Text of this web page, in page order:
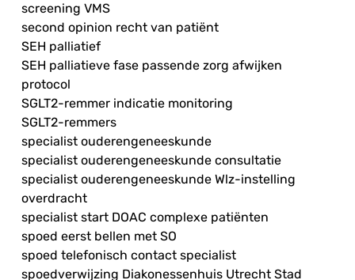
screening VMS
second opinion recht van patiënt
SEH palliatief
SEH palliatieve fase passende zorg afwijken
protocol
SGLT2-remmer indicatie monitoring
SGLT2-remmers
specialist ouderengeneeskunde
specialist ouderengeneeskunde consultatie
specialist ouderengeneeskunde Wlz-instelling
overdracht
specialist start DOAC complexe patiënten
spoed eerst bellen met SO
spoed telefonisch contact specialist
spoedverwijzing Diakonessenhuis Utrecht Stad